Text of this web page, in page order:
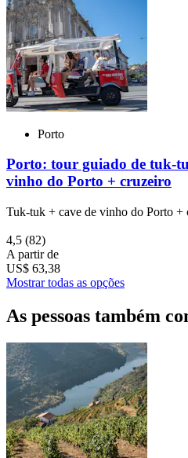
Porto
Porto: tour guiado de tuk-
vinho do Porto + cruzeiro
Tuk-tuk + cave de vinho do Porto +
4,5 (82)
A partir de
US$ 63,38
Mostrar todas as opções
As pessoas também